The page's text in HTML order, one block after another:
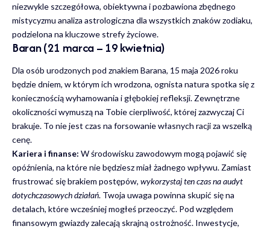
niezwykle szczegółowa, obiektywna i pozbawiona zbędnego
mistycyzmu analiza astrologiczna dla wszystkich znaków zodiaku,
podzielona na kluczowe strefy życiowe.
Baran (21 marca – 19 kwietnia)
Dla osób urodzonych pod znakiem Barana, 15 maja 2026 roku
będzie dniem, w którym ich wrodzona, ognista natura spotka się z
koniecznością wyhamowania i głębokiej refleksji. Zewnętrzne
okoliczności wymuszą na Tobie cierpliwość, której zazwyczaj Ci
brakuje. To nie jest czas na forsowanie własnych racji za wszelką
cenę.
Kariera i finanse: W środowisku zawodowym mogą pojawić się
opóźnienia, na które nie będziesz miał żadnego wpływu. Zamiast
frustrować się brakiem postępów, wykorzystaj ten czas na audyt
dotychczasowych działań. Twoja uwaga powinna skupić się na
detalach, które wcześniej mogłeś przeoczyć. Pod względem
finansowym gwiazdy zalecają skrajną ostrożność. Inwestycje,